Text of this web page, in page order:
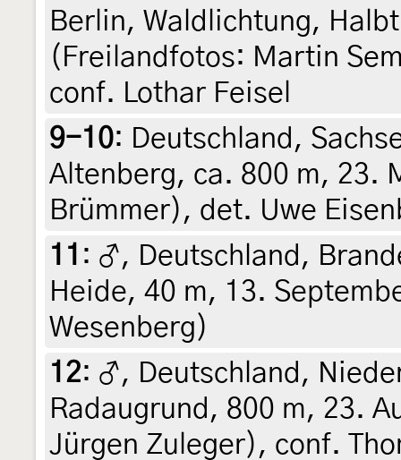
Berlin, Waldlichtung,
(Freilandfotos: Martin
conf. Lothar Feisel
9-10: Deutschland,
Altenberg, ca. 800 m, 23.
Brümmer), det. Uwe
11 : ♂, Deutschland,
Heide, 40 m, 13.
Wesenberg)
12: ♂, Deutschland,
Radaugrund, 800 m, 23.
Jürgen Zuleger), conf.